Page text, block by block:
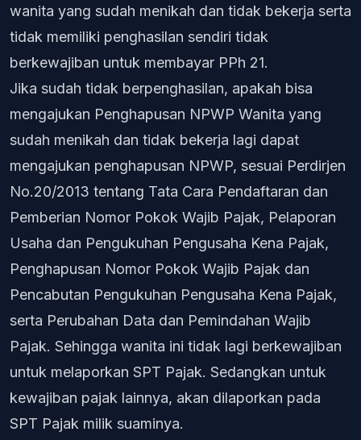
wanita yang sudah menikah dan tidak bekerja serta
tidak memiliki penghasilan sendiri tidak
berkewajiban untuk membayar PPh 21.
Jika sudah tidak berpenghasilan, apakah bisa
mengajukan Penghapusan NPWP Wanita yang
sudah menikah dan tidak bekerja lagi dapat
mengajukan penghapusan NPWP, sesuai Perdirjen
No.20/2013 tentang Tata Cara Pendaftaran dan
Pemberian Nomor Pokok Wajib Pajak, Pelaporan
Usaha dan Pengukuhan Pengusaha Kena Pajak,
Penghapusan Nomor Pokok Wajib Pajak dan
Pencabutan Pengukuhan Pengusaha Kena Pajak,
serta Perubahan Data dan Pemindahan Wajib
Pajak. Sehingga wanita ini tidak lagi berkewajiban
untuk melaporkan SPT Pajak. Sedangkan untuk
kewajiban pajak lainnya, akan dilaporkan pada
SPT Pajak milik suaminya.